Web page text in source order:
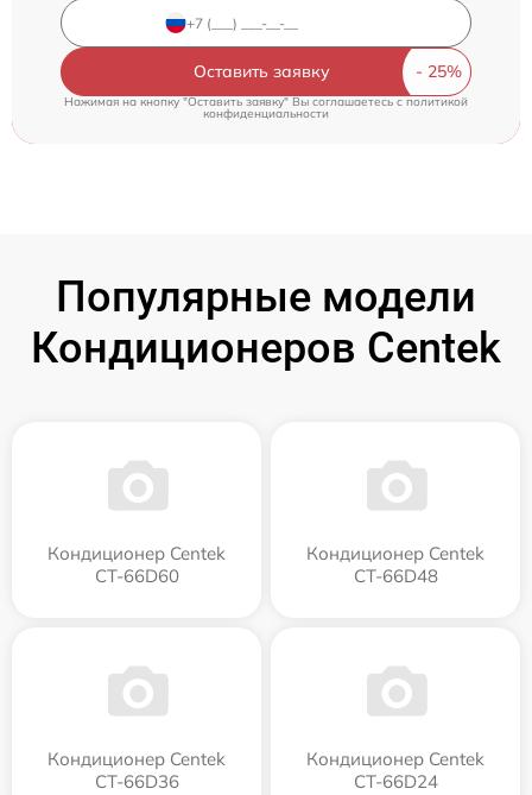
Оставить заявку
Нажимая на кнопку "Оставить заявку" Вы соглашаетесь c политикой
конфиденциальности
Популярные модели
Кондиционеров Centek
Кондиционер Centek
CT-66D60
Кондиционер Centek
CT-66D48
Кондиционер Centek
CT-66D36
Кондиционер Centek
CT-66D24